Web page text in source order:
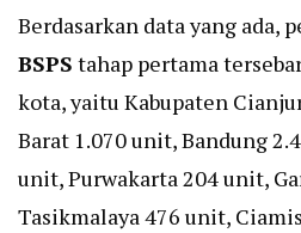
Berdasarkan data yang ada,
BSPS tahap pertama
kota, yaitu Kabupaten
Barat 1.070 unit, Bandung
unit, Purwakarta 204 unit,
Tasikmalaya 476 unit,